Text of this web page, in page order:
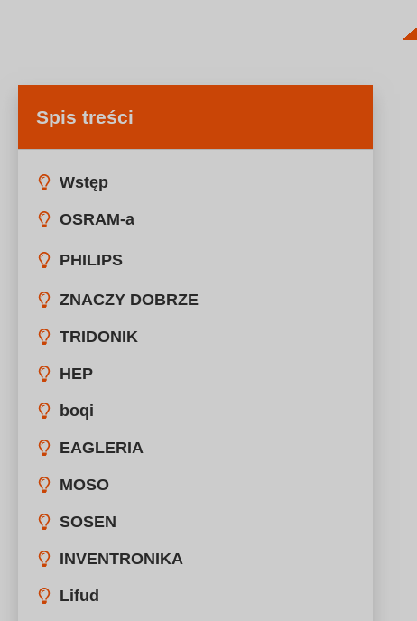
Spis treści
Wstęp
OSRAM-a
PHILIPS
Informacje o Firmie.
Kluczowe produkty i technologie.
Obecność na rynku i osiągnięcia.
ZNACZY DOBRZE
TRIDONIK
HEP
boqi
EAGLERIA
MOSO
SOSEN